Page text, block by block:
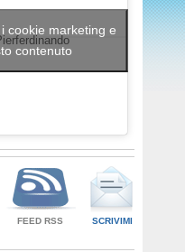
cookie marketing e
contenuto
FEED RSS SCRIVIMI